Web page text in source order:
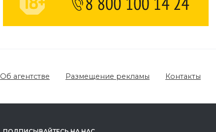
Об агентстве Размещение рекламы Контакты